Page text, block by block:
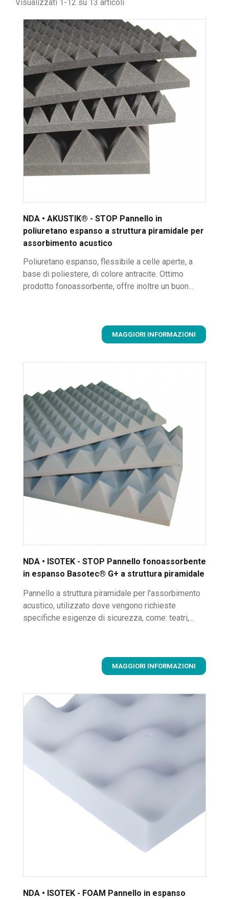
Visualizzati 1-12 su 13 articoli
NDA • AKUSTIK® - STOP Pannello in
poliuretano espanso a struttura piramidale per
assorbimento acustico
Poliuretano espanso, flessibile a celle aperte, a
base di poliestere, di colore antracite. Ottimo
prodotto fonoassorbente, offre inoltre un buon...
MAGGIORI INFORMAZIONI
NDA • ISOTEK - STOP Pannello fonoassorbente
in espanso Basotec® G+ a struttura piramidale
Pannello a struttura piramidale per l'assorbimento
acustico, utilizzato dove vengono richieste
specifiche esigenze di sicurezza, come: teatri,...
MAGGIORI INFORMAZIONI
NDA • ISOTEK - FOAM Pannello in espanso